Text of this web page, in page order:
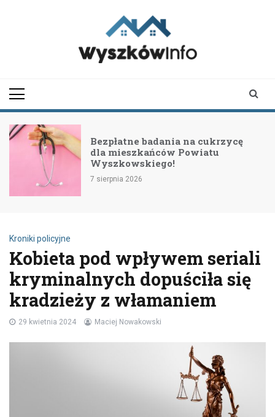
Bezpłatne badania na cukrzycę
dla mieszkańców Powiatu
Wyszkowskiego!
7 sierpnia 2026
Kroniki policyjne
Kobieta pod wpływem seriali
kryminalnych dopuściła się
kradzieży z włamaniem
29 kwietnia 2024 Maciej Nowakowski